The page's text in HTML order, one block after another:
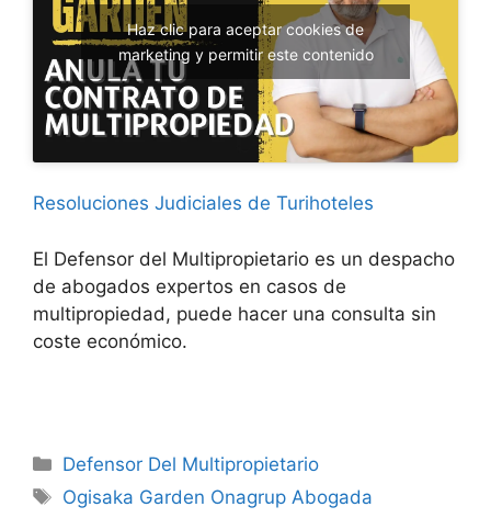
Haz clic para aceptar cookies de
marketing y permitir este contenido
Resoluciones Judiciales de Turihoteles
El Defensor del Multipropietario es un despacho
de abogados expertos en casos de
multipropiedad, puede hacer una consulta sin
coste económico.
Categorías
Defensor Del Multipropietario
Etiquetas
Ogisaka Garden Onagrup Abogada